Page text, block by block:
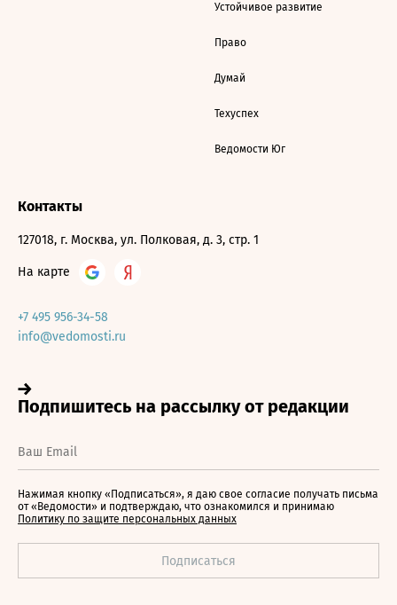
Устойчивое развитие
Право
Думай
Техуспех
Ведомости Юг
Контакты
127018, г. Москва, ул. Полковая, д. 3, стр. 1
На карте
+7 495 956-34-58
info@vedomosti.ru
Нажимая кнопку «Подписаться», я даю свое согласие получать письма
от «Ведомости» и подтверждаю, что ознакомился и принимаю
Политику по защите персональных данных